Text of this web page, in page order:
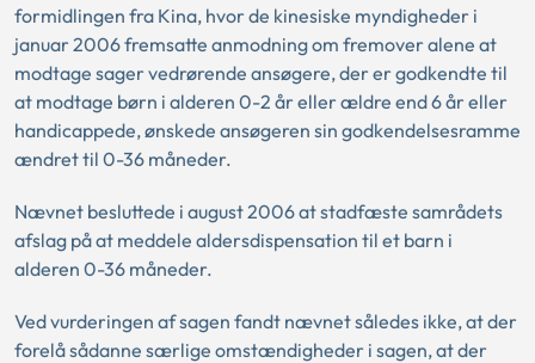
formidlingen fra Kina, hvor de kinesiske myndigheder i
januar 2006 fremsatte anmodning om fremover alene at
modtage sager vedrørende ansøgere, der er godkendte til
at modtage børn i alderen 0-2 år eller ældre end 6 år eller
handicappede, ønskede ansøgeren sin godkendelsesramme
ændret til 0-36 måneder.
Nævnet besluttede i august 2006 at stadfæste samrådets
afslag på at meddele aldersdispensation til et barn i
alderen 0-36 måneder.
Ved vurderingen af sagen fandt nævnet således ikke, at der
forelå sådanne særlige omstændigheder i sagen, at der